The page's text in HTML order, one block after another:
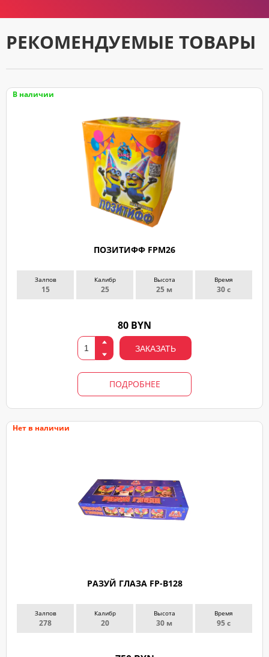
РЕКОМЕНДУЕМЫЕ ТОВАРЫ
В наличии
ПОЗИТИФФ FPM26
Залпов
15
Калибр
25
Высота
25 м
Время
30 с
80 BYN
ЗАКАЗАТЬ
ПОДРОБНЕЕ
Нет в наличии
РАЗУЙ ГЛАЗА FP-B128
Залпов
278
Калибр
20
Высота
30 м
Время
95 с